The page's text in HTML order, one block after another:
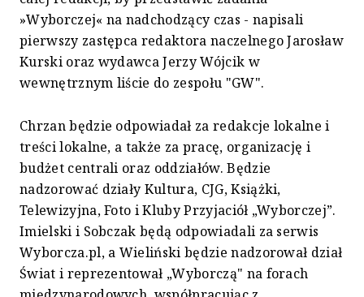
»Wyborczej« na nadchodzący czas - napisali
pierwszy zastępca redaktora naczelnego Jarosław
Kurski oraz wydawca Jerzy Wójcik w
wewnętrznym liście do zespołu "GW".
Chrzan będzie odpowiadał za redakcje lokalne i
treści lokalne, a także za pracę, organizację i
budżet centrali oraz oddziałów. Będzie
nadzorować działy Kultura, CJG, Książki,
Telewizyjna, Foto i Kluby Przyjaciół „Wyborczej”.
Imielski i Sobczak będą odpowiadali za serwis
Wyborcza.pl, a Wieliński będzie nadzorował dział
Świat i reprezentował „Wyborczą" na forach